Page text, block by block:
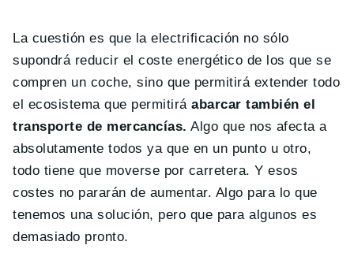
La cuestión es que la electrificación no sólo
supondrá reducir el coste energético de los que se
compren un coche, sino que permitirá extender todo
el ecosistema que permitiráabarcar también el
transporte de mercancías. Algo que nos afecta a
absolutamente todos ya que en un punto u otro,
todo tiene que moverse por carretera. Y esos
costes no pararán de aumentar. Algo para lo que
tenemos una solución, pero que para algunos es
demasiado pronto.